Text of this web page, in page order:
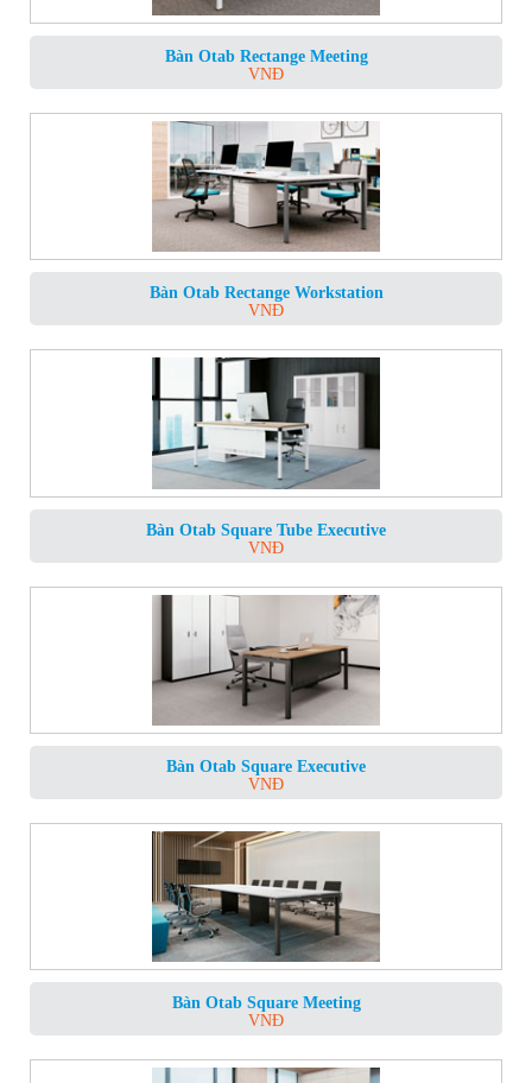
Bàn Otab Rectange Meeting
VNĐ
Bàn Otab Rectange Workstation
VNĐ
Bàn Otab Square Tube Executive
VNĐ
Bàn Otab Square Executive
VNĐ
Bàn Otab Square Meeting
VNĐ